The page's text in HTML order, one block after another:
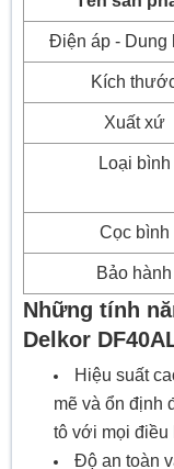
Điện áp - Dung
Kích
Xuất xứ
Loại bình
Cọc bình
Bảo hành
Những tính
Delkor
Hiệu suất
mẽ và ổn định
tô với mọi điều
Độ an toàn